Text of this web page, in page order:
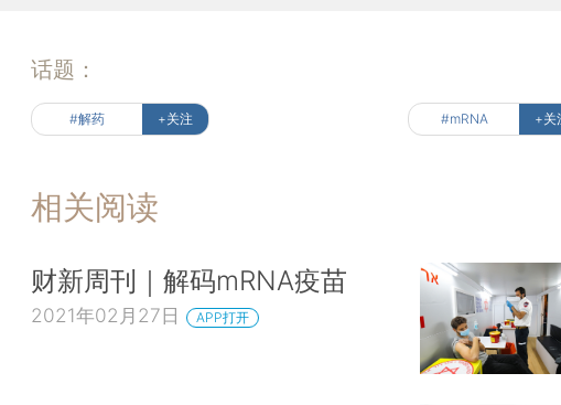
话题：
#解药 +关注 #mRNA +关
相关阅读
财新周刊｜解码mRNA疫苗
2021年02月27日 APP打开